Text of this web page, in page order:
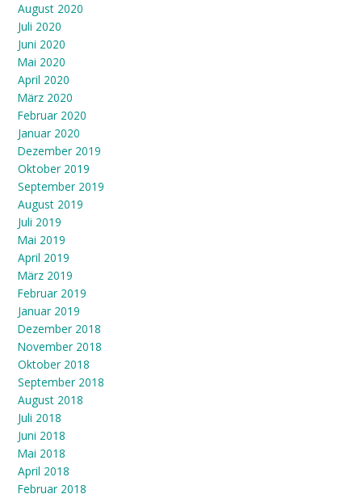
August 2020
Juli 2020
Juni 2020
Mai 2020
April 2020
März 2020
Februar 2020
Januar 2020
Dezember 2019
Oktober 2019
September 2019
August 2019
Juli 2019
Mai 2019
April 2019
März 2019
Februar 2019
Januar 2019
Dezember 2018
November 2018
Oktober 2018
September 2018
August 2018
Juli 2018
Juni 2018
Mai 2018
April 2018
Februar 2018